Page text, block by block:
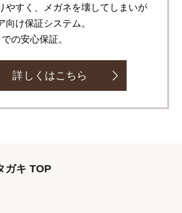
やすく、メガネを壊してしまいが
向け保証システム。
の安心保証。
詳しくはこちら
ガキ TOP